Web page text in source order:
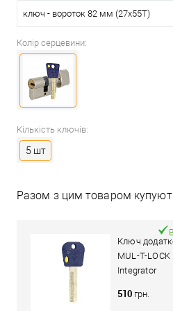
ключ - вороток 82 мм (27x55T)
Колір серцевини:
Кількість ключів:
5 шт
Разом з цим товаром
Ключ
MUL-T-LOCK
Integrator
510 грн.